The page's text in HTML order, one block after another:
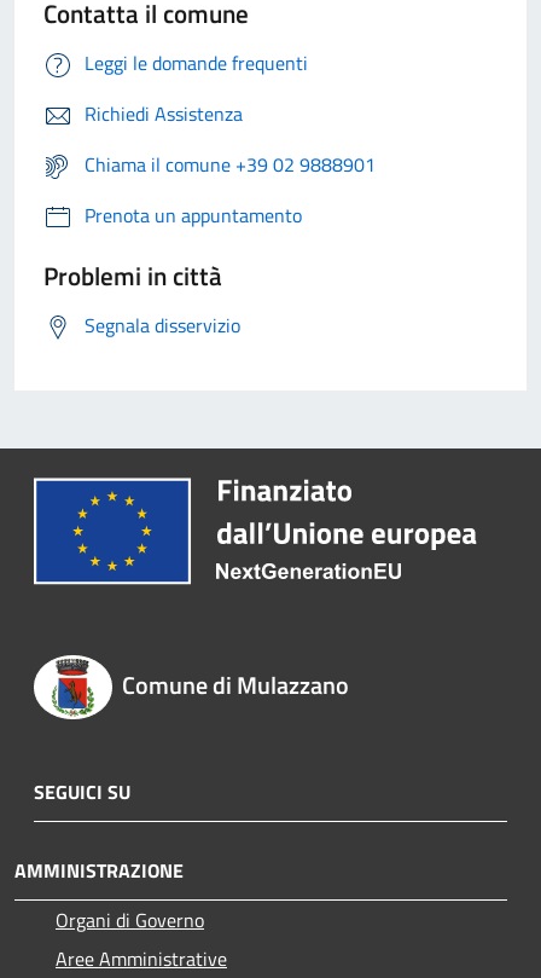
Contatta il comune
Leggi le domande frequenti
Richiedi Assistenza
Chiama il comune +39 02 9888901
Prenota un appuntamento
Problemi in città
Segnala disservizio
Comune di Mulazzano
SEGUICI SU
AMMINISTRAZIONE
Organi di Governo
Aree Amministrative